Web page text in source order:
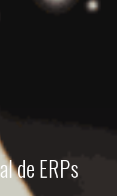
de ERPs